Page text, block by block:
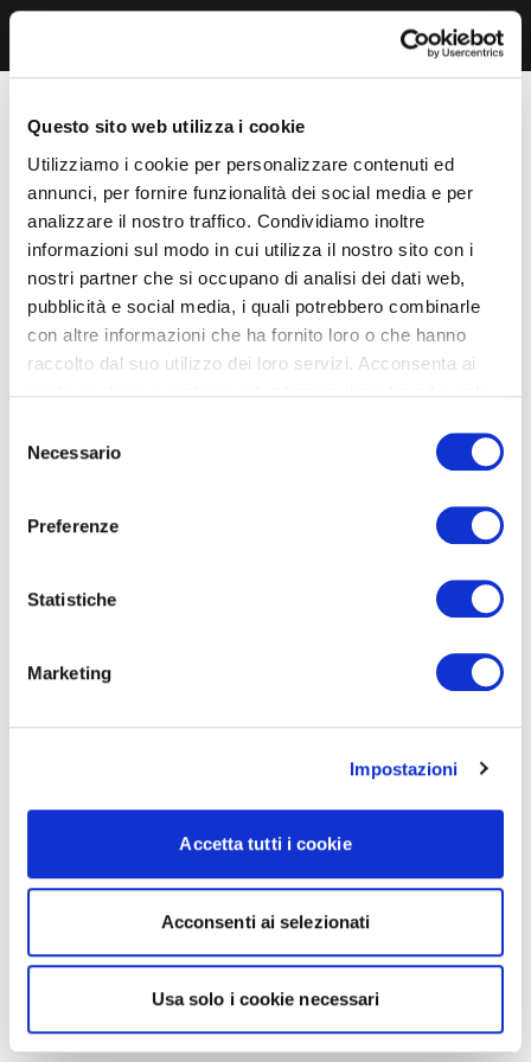
Questo sito web utilizza i cookie
Utilizziamo i cookie per personalizzare contenuti ed
annunci, per fornire funzionalità dei social media e per
analizzare il nostro traffico. Condividiamo inoltre
informazioni sul modo in cui utilizza il nostro sito con i
nostri partner che si occupano di analisi dei dati web,
pubblicità e social media, i quali potrebbero combinarle
con altre informazioni che ha fornito loro o che hanno
raccolto dal suo utilizzo dei loro servizi. Acconsenta ai
delNecessario
Preferenze
Statistiche
Marketing
Impostazioni
Accetta tutti i cookie
Acconsenti ai selezionati
Usa solo i cookie necessari